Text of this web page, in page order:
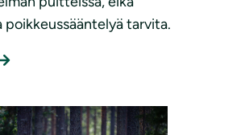
tarvita.